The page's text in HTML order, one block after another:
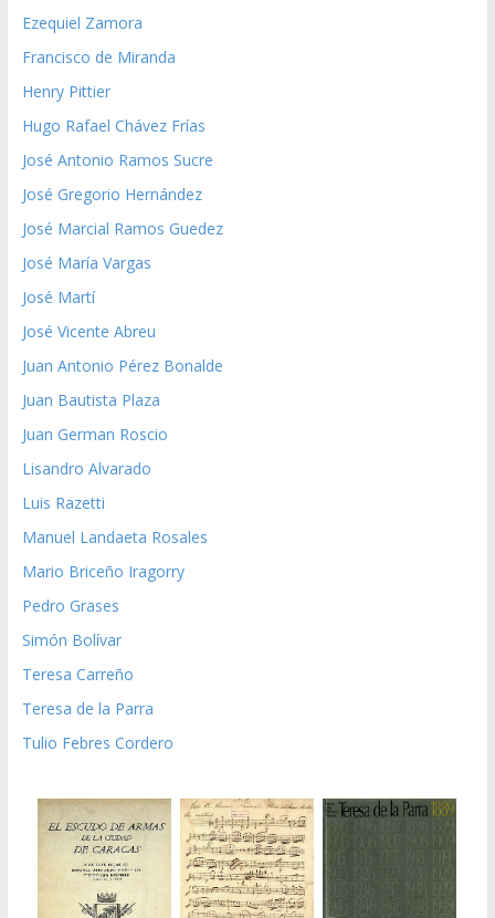
Ezequiel Zamora
Francisco de Miranda
Henry Pittier
Hugo Rafael Chávez Frías
José Antonio Ramos Sucre
José Gregorio Hernández
José Marcial Ramos Guedez
José María Vargas
José Martí
José Vicente Abreu
Juan Antonio Pérez Bonalde
Juan Bautista Plaza
Juan German Roscio
Lisandro Alvarado
Luis Razetti
Manuel Landaeta Rosales
Mario Briceño Iragorry
Pedro Grases
Simón Bolívar
Teresa Carreño
Teresa de la Parra
Tulio Febres Cordero